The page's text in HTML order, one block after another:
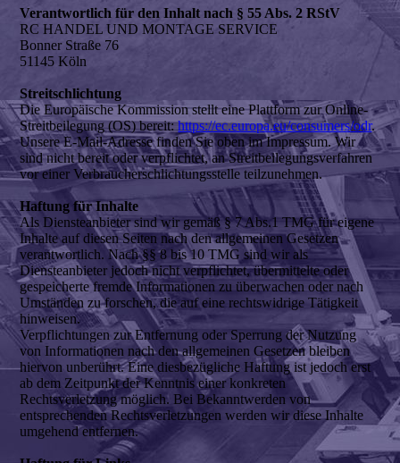
Verantwortlich für den Inhalt nach § 55 Abs. 2 RStV
RC HANDEL UND MONTAGE SERVICE
Bonner Straße 76
51145 Köln
Streitschlichtung
Die Europäische Kommission stellt eine Plattform zur Online-
Streitbeilegung (OS) bereit:https://ec.europa.eu/consumers/odr.
Unsere E-Mail-Adresse finden Sie oben im Impressum. Wir
sind nicht bereit oder verpflichtet, an Streitbeilegungsverfahren
vor einer Verbraucherschlichtungsstelle teilzunehmen.
Haftung für Inhalte
Als Diensteanbieter sind wir gemäß § 7 Abs.1 TMG für eigene
Inhalte auf diesen Seiten nach den allgemeinen Gesetzen
verantwortlich. Nach §§ 8 bis 10 TMG sind wir als
Diensteanbieter jedoch nicht verpflichtet, übermittelte oder
gespeicherte fremde Informationen zu überwachen oder nach
Umständen zu forschen, die auf eine rechtswidrige Tätigkeit
hinweisen.
Verpflichtungen zur Entfernung oder Sperrung der Nutzung
von Informationen nach den allgemeinen Gesetzen bleiben
hiervon unberührt. Eine diesbezügliche Haftung ist jedoch erst
ab dem Zeitpunkt der Kenntnis einer konkreten
Rechtsverletzung möglich. Bei Bekanntwerden von
entsprechenden Rechtsverletzungen werden wir diese Inhalte
umgehend entfernen.